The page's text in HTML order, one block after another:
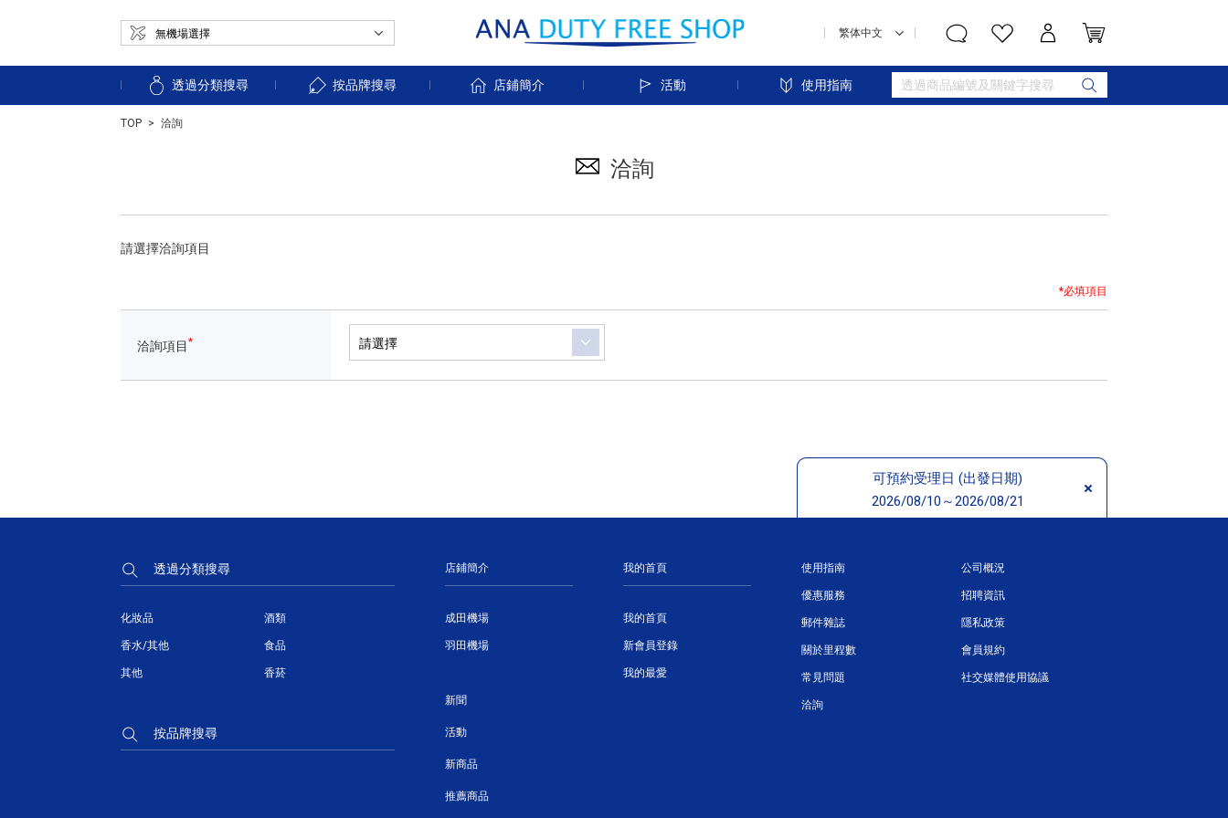
透過分類搜尋 按品牌搜尋 店鋪簡介 活動 使用指南
TOP 洽詢
洽詢
請選擇洽詢項目
*必填項目
洽詢項目*
可預約受理日 (出發日期)
2026/08/10～2026/08/21
透過分類搜尋
化妝品 酒類
香水/其他 食品
其他 香菸
按品牌搜尋
店鋪簡介
成田機場
羽田機場
新聞
活動
新商品
推薦商品
我的首頁
我的首頁
新會員登錄
我的最愛
使用指南
優惠服務
郵件雜誌
關於里程數
常見問題
洽詢
公司概況
招聘資訊
隱私政策
會員規約
社交媒體使用協議